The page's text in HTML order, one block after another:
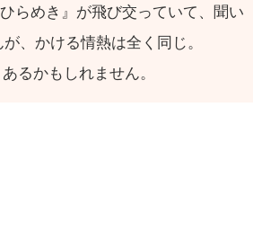
らめき』が飛び交っていて、聞い
、かける情熱は全く同じ。
るかもしれません。